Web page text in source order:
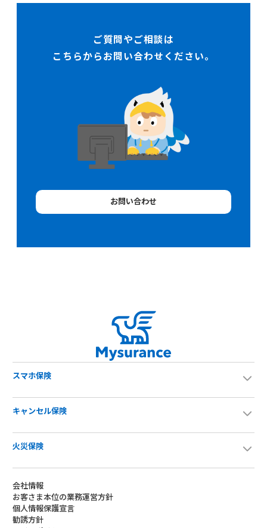
ご質問やご相談は
こちらからお問い合わせください。
お問い合わせ
スマホ保険
キャンセル保険
火災保険
会社情報
お客さま本位の業務運営方針
個人情報保護宣言
勧誘方針